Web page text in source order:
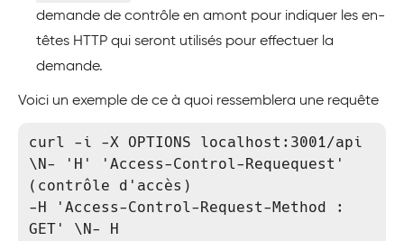
demande de contrôle en amont pour indiquer les en-
têtes HTTP qui seront utilisés pour effectuer la
demande.
Voici un exemple de ce à quoi ressemblera une requête
curl -i -X OPTIONS localhost:3001/api
\N- 'H' 'Access-Control-Requequest'
(contrôle d'accès)
-H 'Access-Control-Request-Method :
GET' \N- H